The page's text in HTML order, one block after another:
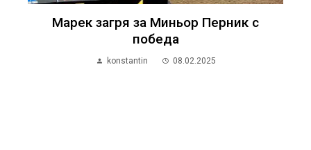
Марек загря за Миньор Перник с
победа
konstantin 08.02.2025